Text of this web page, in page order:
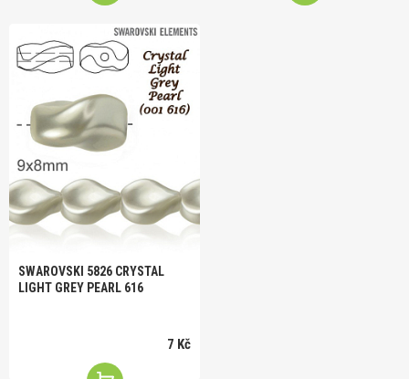
SWAROVSKI 5826 CRYSTAL
LIGHT GREY PEARL 616
7 Kč